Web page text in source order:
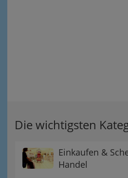
Die wichtigsten
Einkaufen &
Handel